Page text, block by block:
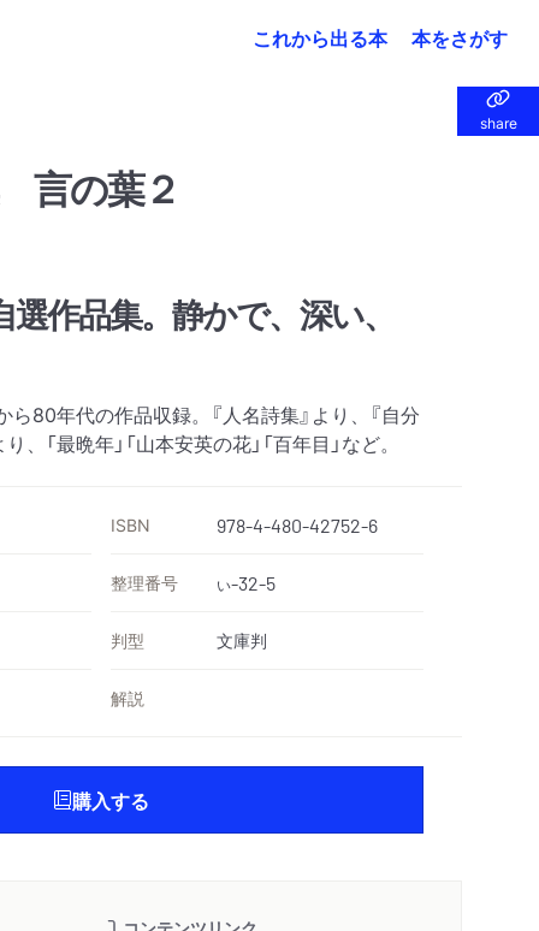
これから出る本 本をさがす
share
share
言の葉２
作品集。静かで、深い、
80年代の作品収録。『人名詩集』より、『自分
、「最晩年」「山本安英の花」「百年目」など。
ISBN 978-4-480-42752-6
整理番号 い-32-5
判型 文庫判
解説
購入する